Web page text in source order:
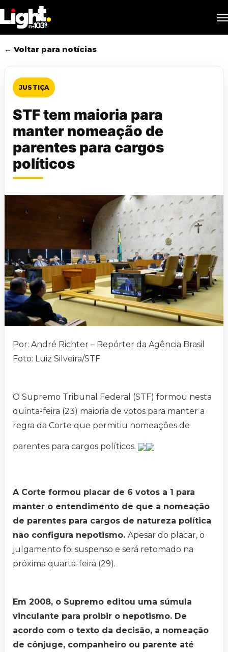
to
main
content
← Voltar para notícias
JUSTIÇA
STF tem maioria para
manter nomeação de
parentes para cargos
políticos
Por: André Richter – Repórter da Agência Brasil
Foto: Luiz Silveira/STF
O Supremo Tribunal Federal (STF) formou nesta
quinta-feira (23) maioria de votos para manter a
regra da Corte que permitiu nomeações de
parentes para cargos políticos.
A Corte formou placar de 6 votos a 1 para
manter o entendimento de que a nomeação
de parentes para cargos de natureza política
não configura nepotismo. Apesar do placar, o
julgamento foi suspenso e será retomado na
próxima quarta-feira (29).
Em 2008, o Supremo editou uma súmula
vinculante para proibir o nepotismo. De
acordo com o texto da decisão, a nomeação
de cônjuge, companheiro ou parente até